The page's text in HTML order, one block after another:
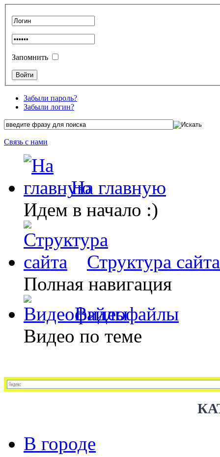
Запомнить
Забыли пароль?
Забыли логин?
Связь с нами
На главную
Идем в начало :)
Структура сайта
Полная навигация
Видеофайлы
Видео по теме
В городе